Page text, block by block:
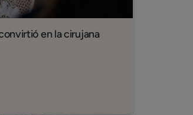
en la cirujana